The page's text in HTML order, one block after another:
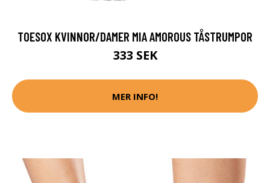
TOESOX KVINNOR/DAMER MIA AMOROUS TÅSTRUMPOR
333 SEK
MER INFO!